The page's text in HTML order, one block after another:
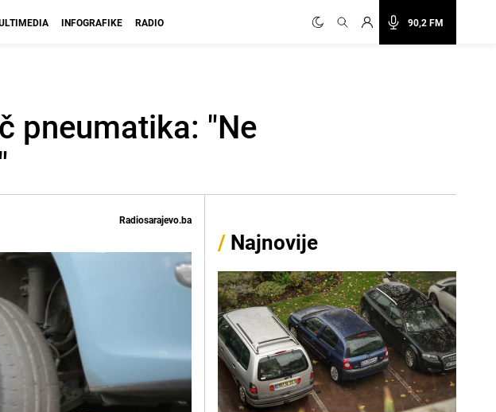
90,2 FM
INFOGRAFIKE RADIO
pneumatika: "Ne
Radiosarajevo.ba
/ Najnovije